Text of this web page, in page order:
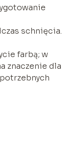
schnięcia.
farbą; w
znaczenie dla